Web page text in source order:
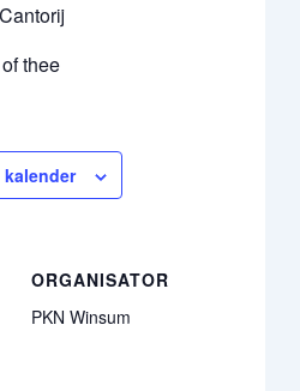
thee
kalender
ORGANISATOR
PKN Winsum